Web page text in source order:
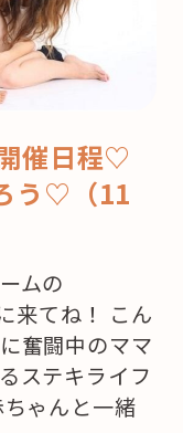
催日程♡
う♡（11
ムの
来てね！ こん
奮闘中のママ
ステキライフ
ゃんと一緒